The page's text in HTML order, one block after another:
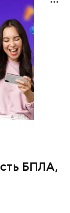
БПЛА,
заводе в
пять